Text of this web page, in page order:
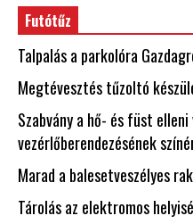
Futótűz
Talpalás a parkolóra
Megtévesztés tűzoltó
Szabvány a hő- és füst elleni
vezérlőberendezésének
Marad a balesetveszélyes
Tárolás az elektromos